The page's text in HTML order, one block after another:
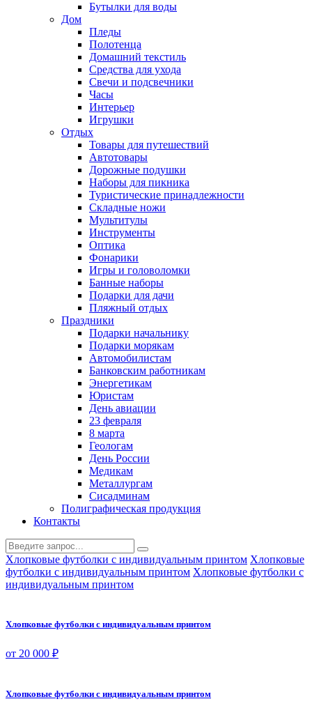
Бутылки для воды
Дом
Пледы
Полотенца
Домашний текстиль
Средства для ухода
Свечи и подсвечники
Часы
Интерьер
Игрушки
Отдых
Товары для путешествий
Автотовары
Дорожные подушки
Наборы для пикника
Туристические принадлежности
Складные ножи
Мультитулы
Инструменты
Оптика
Фонарики
Игры и головоломки
Банные наборы
Подарки для дачи
Пляжный отдых
Праздники
Подарки начальнику
Подарки морякам
Автомобилистам
Банковским работникам
Энергетикам
Юристам
День авиации
23 февраля
8 марта
Геологам
День России
Медикам
Металлургам
Сисадминам
Полиграфическая продукция
Контакты
Хлопковые футболки с индивидуальным принтом Хлопковые
футболки с индивидуальным принтом Хлопковые футболки с
индивидуальным принтом
Хлопковые футболки с индивидуальным принтом
от 20 000 ₽
Хлопковые футболки с индивидуальным принтом